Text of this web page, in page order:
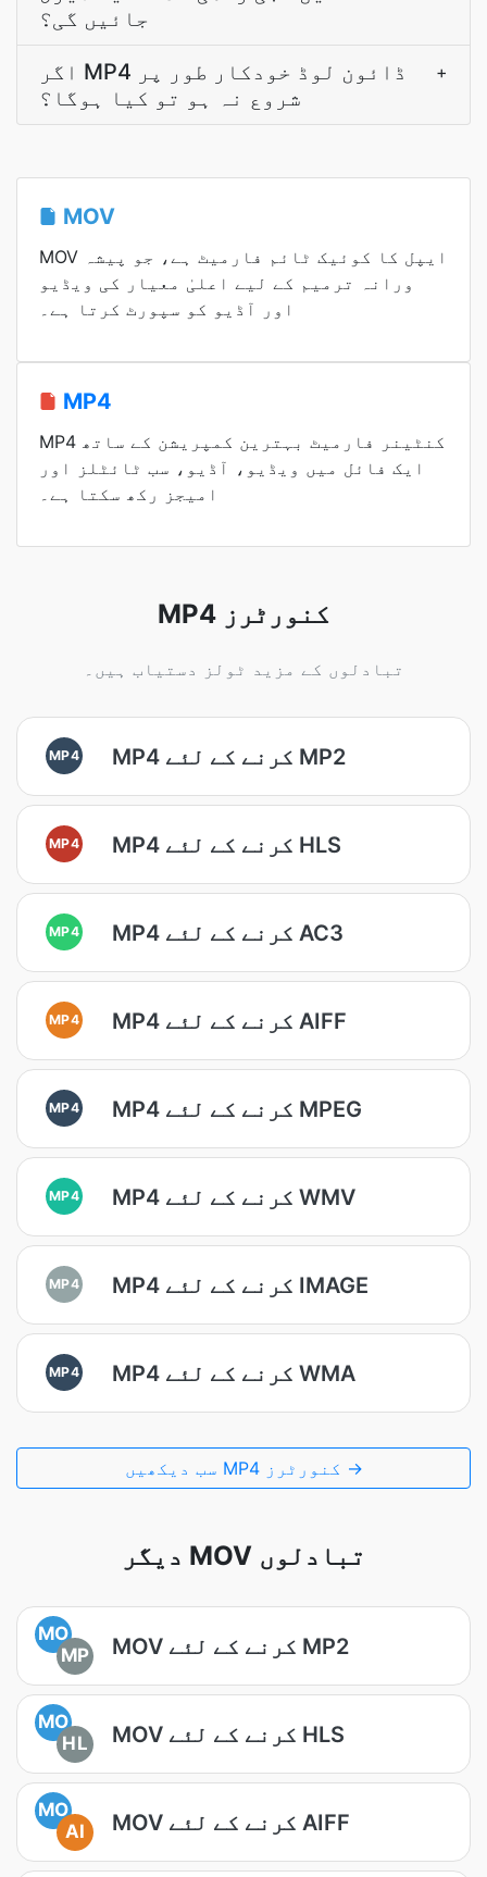
جائیں گی؟
اگر MP4 ڈائون لوڈ خودکار طور پر
شروع نہ ہو تو کیا ہوگا؟
+
MOV
MOV ایپل کا کوئیک ٹائم فارمیٹ ہے، جو پیشہ
ورانہ ترمیم کے لیے اعلیٰ معیار کی ویڈیو
اور آڈیو کو سپورٹ کرتا ہے۔
MP4
MP4 کنٹینر فارمیٹ بہترین کمپریشن کے ساتھ
ایک فائل میں ویڈیو، آڈیو، سب ٹائٹلز اور
امیجز رکھ سکتا ہے۔
MP4 کنورٹرز
تبادلوں کے مزید ٹولز دستیاب ہیں۔
MP4 MP4 کرنے کے لئے MP2
MP4 MP4 کرنے کے لئے HLS
MP4 MP4 کرنے کے لئے AC3
MP4 MP4 کرنے کے لئے AIFF
MP4 MP4 کرنے کے لئے MPEG
MP4 MP4 کرنے کے لئے WMV
MP4 MP4 کرنے کے لئے IMAGE
MP4 MP4 کرنے کے لئے WMA
سب دیکھیں MP4 کنورٹرز →
دیگر MOV تبادلوں
MO
MP
MOV کرنے کے لئے MP2
MO
HL
MOV کرنے کے لئے HLS
MO
AI
MOV کرنے کے لئے AIFF